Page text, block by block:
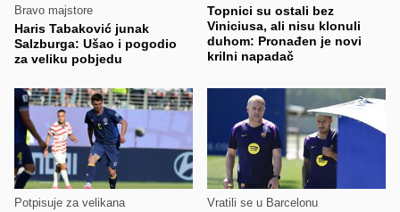
Bravo majstore
Haris Tabaković junak
Salzburga: Ušao i pogodio
za veliku pobjedu
Topnici su ostali bez
Viniciusa, ali nisu klonuli
duhom: Pronađen je novi
krilni napadač
Potpisuje za velikana Vratili se u Barcelonu